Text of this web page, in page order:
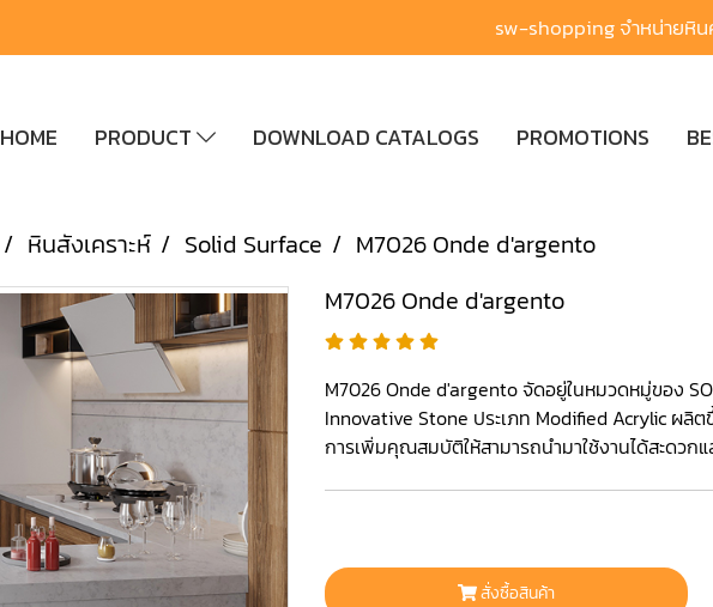
sw-shopping จำหน่ายหิน
HOME PRODUCT DOWNLOAD CATALOGS PROMOTIONS
หินสังเคราะห์ Solid Surface M7026 Onde d'argento
M7026 Onde d'argento
M7026 Onde d'argento จัดอยู่ในหมวดหมู่ของ
Innovative Stone ประเภท Modified Acrylic ผลิ
การเพิ่มคุณสมบัติให้สามารถนำมาใช้งานได้สะดวก
สั่งซื้อสินค้า